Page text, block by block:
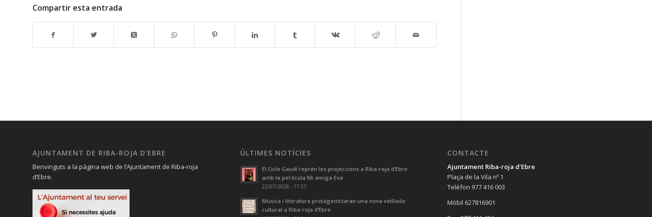
Compartir esta entrada
AJUNTAMENT DE RIBA-ROJA D’EBRE
Benvinguts a la pàgina web de l’Ajuntament de Riba-roja
d’Ebre.
ÚLTIMES NOTÍCIES
El Cicle Gaudí reprèn les projeccions a Riba-roja d’Ebre
amb la pel·lícula Mi amiga Eva
22/07/2026 - 17:57
Música i literatura protagonitzaran una nova vetllada
cultural a Riba-roja d’Ebre
CONTACTE
Ajuntament Riba-roja d’Ebre
Plaça de la Vila nº 1
Telèfon 977 416 003
Mòbil 627816901